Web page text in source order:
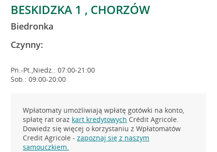
BESKIDZKA 1 , CHORZÓW
Biedronka
Czynny:
Pn.-Pt.,Niedz.: 07:00-21:00
Sob.: 09:00-20:00
Wpłatomaty umożliwiają wpłatę gotówki na konto,
spłatę rat oraz kart kredytowych Crédit Agricole.
Dowiedz się więcej o korzystaniu z Wpłatomatów
Credit Agricole -zapoznaj się z naszym
samouczkiem.